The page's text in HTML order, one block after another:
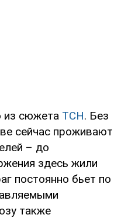
из сюжета ТСН. Без
сейчас проживают
– до
здесь жили
постоянно бьет по
также